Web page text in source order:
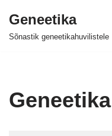
Skip
Geneetika
Sõnastik geneetikahuvilistele